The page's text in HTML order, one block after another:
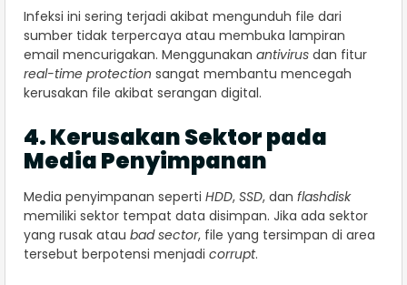
Infeksi ini sering terjadi akibat mengunduh file dari
sumber tidak terpercaya atau membuka lampiran
email mencurigakan. Menggunakan antivirus dan fitur
real-time protection sangat membantu mencegah
kerusakan file akibat serangan digital.
4. Kerusakan Sektor pada
Media Penyimpanan
Media penyimpanan seperti HDD, SSD, dan flashdisk
memiliki sektor tempat data disimpan. Jika ada sektor
yang rusak atau bad sector, file yang tersimpan di area
tersebut berpotensi menjadi corrupt.